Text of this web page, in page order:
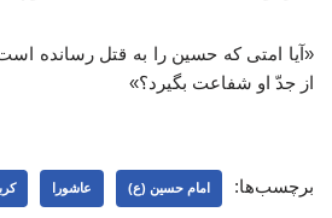
«آیا امتی که حسین را به قتل رسانده
از جدّ او شفاعت بگیرد؟»
برچسب‌ها: امام حسین (ع) عاشورا